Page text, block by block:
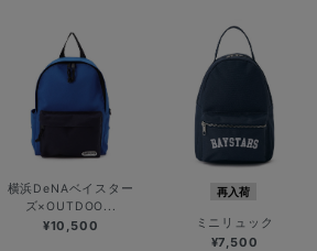
横浜DeNAベイスター
ズ×OUTDOO...
¥10,500
再入荷
ミニリュック
¥7,500